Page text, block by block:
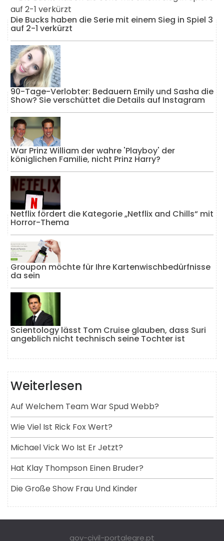
Die Bucks haben die Serie mit einem Sieg in Spiel 3
auf 2-1 verkürzt
90-Tage-Verlobter: Bedauern Emily und Sasha die
Show? Sie verschüttet die Details auf Instagram
War Prinz William der wahre 'Playboy' der
königlichen Familie, nicht Prinz Harry?
Netflix fördert die Kategorie „Netflix and Chills“ mit
Horror-Thema
Groupon möchte für Ihre Kartenwischbedürfnisse
da sein
Scientology lässt Tom Cruise glauben, dass Suri
angeblich nicht technisch seine Tochter ist
Weiterlesen
Auf Welchem ​​Team War Spud Webb?
Wie Viel Ist Rick Fox Wert?
Michael Vick Wo Ist Er Jetzt?
Hat Klay Thompson Einen Bruder?
Die Große Show Frau Und Kinder
gov-civil-portalegre.pt